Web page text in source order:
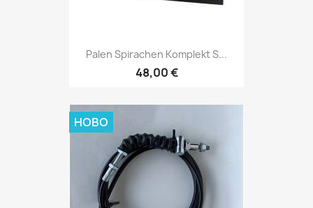
Palen Spirachen Komplekt S...
48,00 €
НОВО